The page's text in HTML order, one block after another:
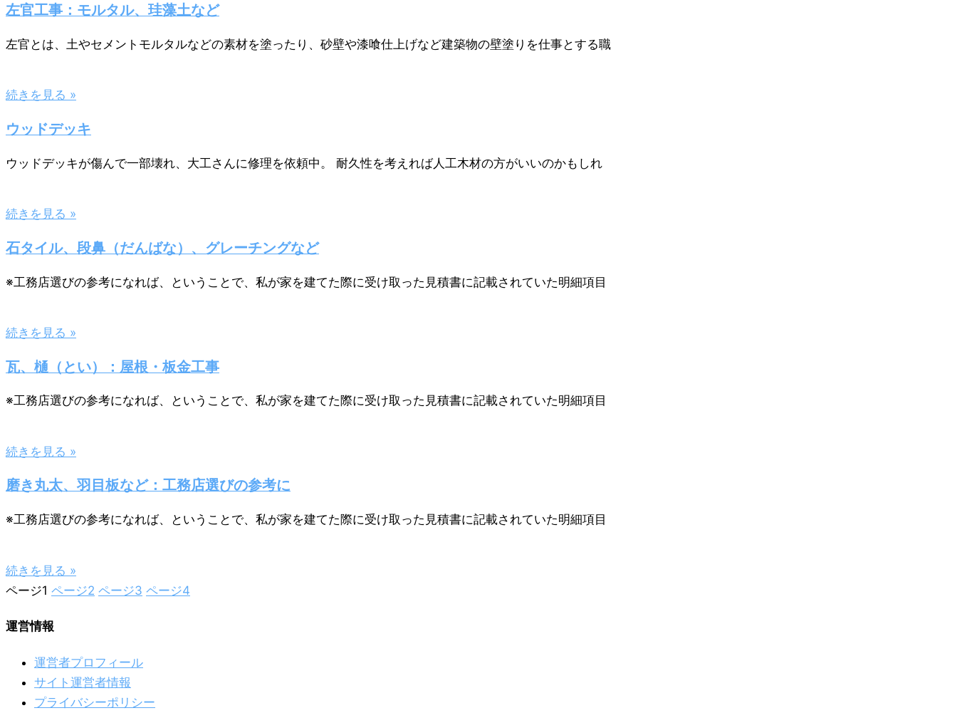
左官工事：モルタル、珪藻土など
左官とは、土やセメントモルタルなどの素材を塗ったり、砂壁や漆喰仕上げなど建築物の壁塗りを仕事とする職
続きを見る »
ウッドデッキ
ウッドデッキが傷んで一部壊れ、大工さんに修理を依頼中。 耐久性を考えれば人工木材の方がいいのかもしれ
続きを見る »
石タイル、段鼻（だんばな）、グレーチングなど
※工務店選びの参考になれば、ということで、私が家を建てた際に受け取った見積書に記載されていた明細項目
続きを見る »
瓦、樋（とい）：屋根・板金工事
※工務店選びの参考になれば、ということで、私が家を建てた際に受け取った見積書に記載されていた明細項目
続きを見る »
磨き丸太、羽目板など：工務店選びの参考に
※工務店選びの参考になれば、ということで、私が家を建てた際に受け取った見積書に記載されていた明細項目
続きを見る »
ページ1 ページ2 ページ3 ページ4
運営情報
運営者プロフィール
サイト運営者情報
プライバシーポリシー